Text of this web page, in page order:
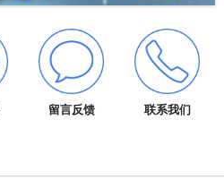
留言反馈 联系我们